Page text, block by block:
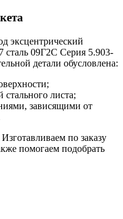
эксцентрический
сталь 09Г2С Серия 5.903-
детали обусловлена:
стального листа;
зависящими от
по заказу
помогаем подобрать